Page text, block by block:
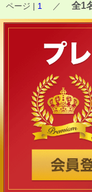
ページ | 1 ／ 全1